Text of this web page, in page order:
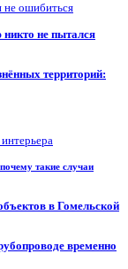
не ошибиться
никто не пытался
территорий:
такие случаи
в Гомельской
временно